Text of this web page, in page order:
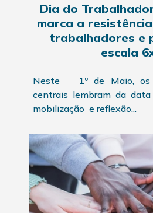
Dia do
marca a
trabalhadores e
escala
Neste 1º de Maio, os
centrais lembram da
mobilização e reflexão...